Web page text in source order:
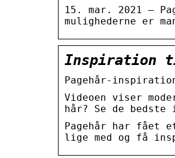
15. mar. 2021 —
mulighederne er
Inspiration til
Pagehår-
Videoen viser
hår? Se de
Pagehår har fået
lige med og få